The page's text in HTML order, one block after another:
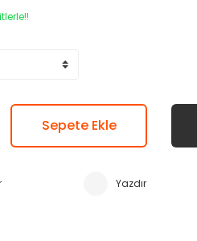
Sepete Ekle
Yazdır